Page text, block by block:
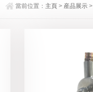
當前位置： 主頁> 産品展示>